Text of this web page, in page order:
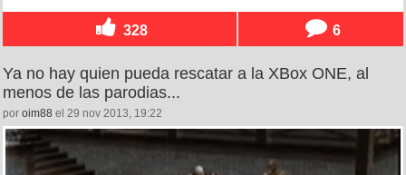
328 6
Ya no hay quien pueda rescatar a la XBox ONE, al
menos de las parodias...
por oim88 el 29 nov 2013, 19:22